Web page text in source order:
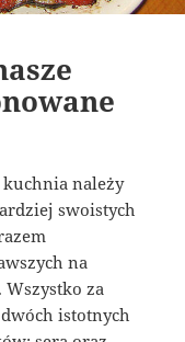
kuchnia należy
swoistych
na
Wszystko za
istotnych